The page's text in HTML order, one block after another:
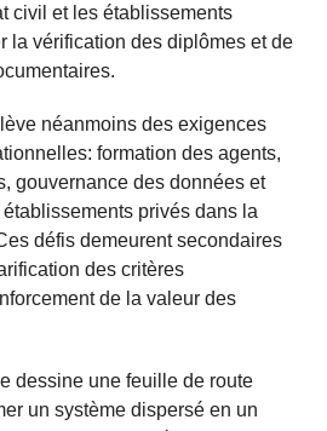
civil et les établissements
la vérification des diplômes et de
néanmoins des exigences
formation des agents,
gouvernance des données et
privés dans la
défis demeurent secondaires
des critères
de la valeur des
dessine une feuille de route
un système dispersé en un